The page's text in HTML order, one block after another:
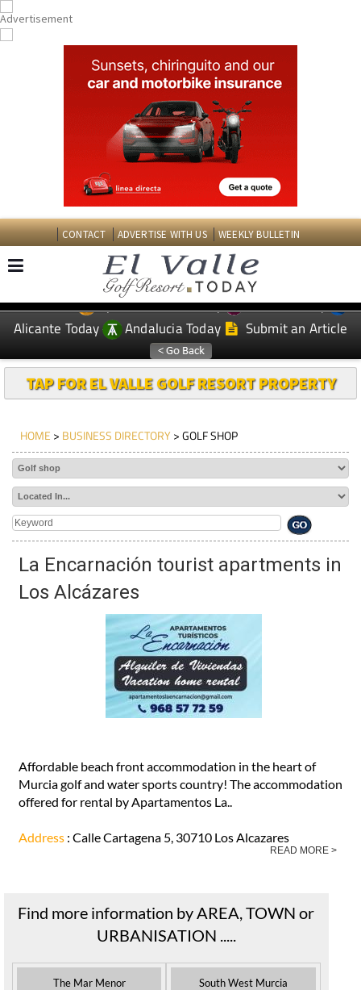
CONTACT ADVERTISE WITH US WEEKLY BULLETIN
EDITIONS: Spanish News Today
Murcia Today
Alicante Today
Andalucia Today Submit an Article
TAP FOR EL VALLE GOLF RESORT PROPERTY
HOME > BUSINESS DIRECTORY> GOLF SHOP
La Encarnación tourist apartments in
Los Alcázares
Affordable beach front accommodation in the heart of
Murcia golf and water sports country! The accommodation
offered for rental by Apartamentos La..
Address : Calle Cartagena 5, 30710 Los Alcazares
READ MORE >
Find more information by AREA, TOWN or
URBANISATION .....
The Mar Menor South West Murcia